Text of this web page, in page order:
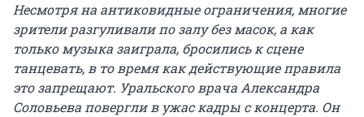
Несмотря на антиковидные ограничения, многие
зрители разгуливали по залу без масок, а как
только музыка заиграла, бросились к сцене
танцевать, в то время как действующие правила
это запрещают. Уральского врача Александра
Соловьева повергли в ужас кадры с концерта. Он